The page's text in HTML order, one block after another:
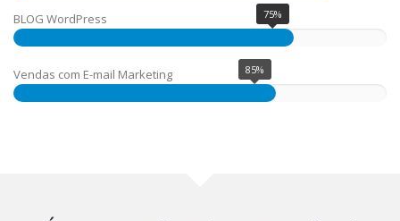
BLOG WordPress 75%
Vendas com E-mail Marketing